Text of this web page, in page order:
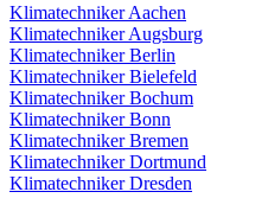
Klimatechniker Aachen
Klimatechniker Augsburg
Klimatechniker Berlin
Klimatechniker Bielefeld
Klimatechniker Bochum
Klimatechniker Bonn
Klimatechniker Bremen
Klimatechniker Dortmund
Klimatechniker Dresden